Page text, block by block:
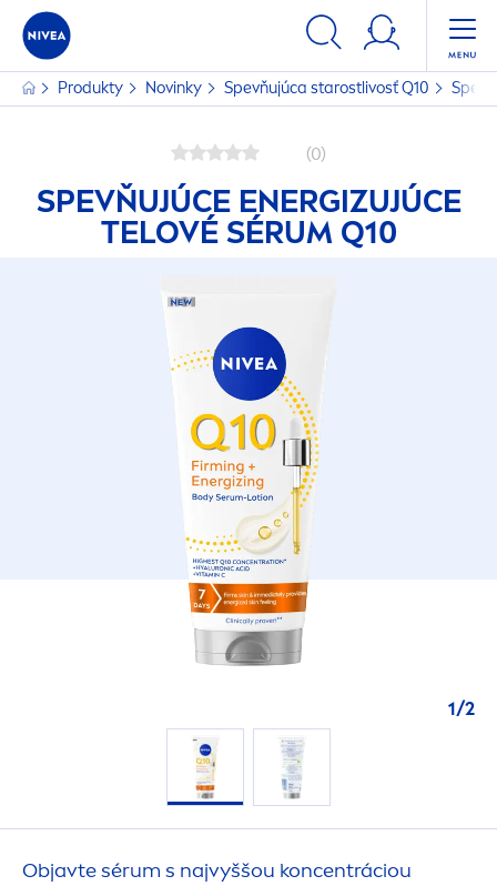
Produkty Novinky Spevňujúca starostlivosť Q10
(0)
SPEVŇUJÚCE ENERGIZUJÚCE
TELOVÉ SÉRUM Q10
1/2
Objavte sérum s najvyššou koncentráciou